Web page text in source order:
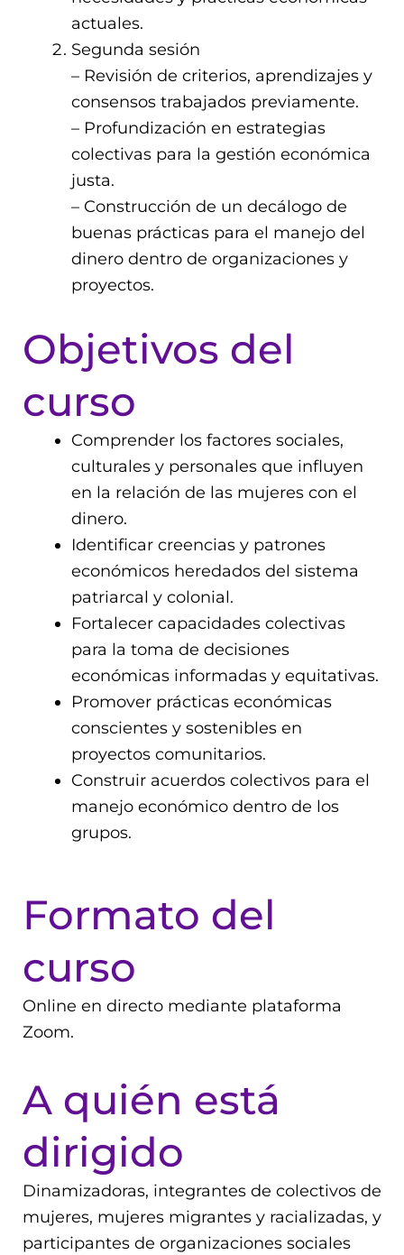
actuales.
Segunda sesión
– Revisión de criterios, aprendizajes y
consensos trabajados previamente.
– Profundización en estrategias
colectivas para la gestión económica
justa.
– Construcción de un decálogo de
buenas prácticas para el manejo del
dinero dentro de organizaciones y
proyectos.
Objetivos del
curso
Comprender los factores sociales,
culturales y personales que influyen
en la relación de las mujeres con el
dinero.
Identificar creencias y patrones
económicos heredados del sistema
patriarcal y colonial.
Fortalecer capacidades colectivas
para la toma de decisiones
económicas informadas y equitativas.
Promover prácticas económicas
conscientes y sostenibles en
proyectos comunitarios.
Construir acuerdos colectivos para el
manejo económico dentro de los
grupos.
Formato del
curso
Online en directo mediante plataforma
Zoom.
A quién está
dirigido
Dinamizadoras, integrantes de colectivos de
mujeres, mujeres migrantes y racializadas, y
participantes de organizaciones sociales